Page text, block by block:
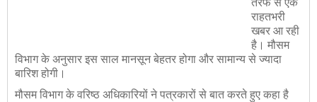
तरफ से एक
राहतभरी
खबर आ रही
है। मौसम
विभाग के अनुसार इस साल मानसून बेहतर होगा और सामान्‍य से ज्‍यादा
बारि‍श होगी।
मौसम विभाग के वरिष्‍ठ अधिकारियों ने पत्रकारों से बात करते हुए कहा है